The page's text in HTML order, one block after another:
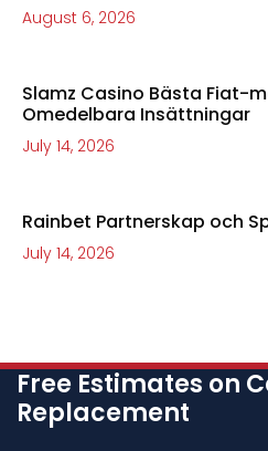
August 6, 2026
Slamz Casino Bästa Fiat-
Omedelbara Insättningar
July 14, 2026
Rainbet Partnerskap och
July 14, 2026
Free Estimates on
Replacement